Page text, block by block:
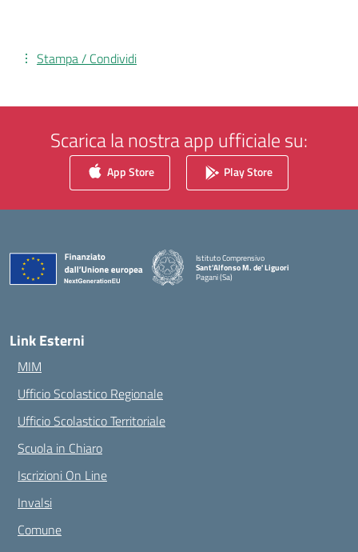
Stampa / Condividi
Scarica la nostra app ufficiale su:
App Store Play Store
Istituto Comprensivo
Sant'Alfonso M. de' Liguori
Pagani (Sa)
— Visita la pagina iniziale della scuola
Link Esterni
MIM
Ufficio Scolastico Regionale
Ufficio Scolastico Territoriale
Scuola in Chiaro
Iscrizioni On Line
Invalsi
Comune